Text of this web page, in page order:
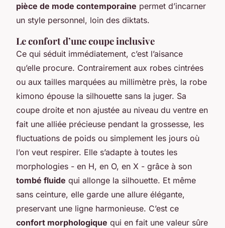
pièce de mode contemporaine permet d’incarner
un style personnel, loin des diktats.
Le confort d’une coupe inclusive
Ce qui séduit immédiatement, c’est l’aisance
qu’elle procure. Contrairement aux robes cintrées
ou aux tailles marquées au millimètre près, la robe
kimono épouse la silhouette sans la juger. Sa
coupe droite et non ajustée au niveau du ventre en
fait une alliée précieuse pendant la grossesse, les
fluctuations de poids ou simplement les jours où
l’on veut respirer. Elle s’adapte à toutes les
morphologies - en H, en O, en X - grâce à son
tombé fluide qui allonge la silhouette. Et même
sans ceinture, elle garde une allure élégante,
preservant une ligne harmonieuse. C’est ce
confort morphologique qui en fait une valeur sûre